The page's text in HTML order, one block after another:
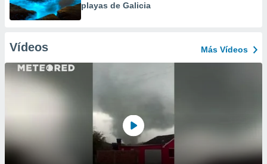
playas de Galicia
Vídeos Más Vídeos